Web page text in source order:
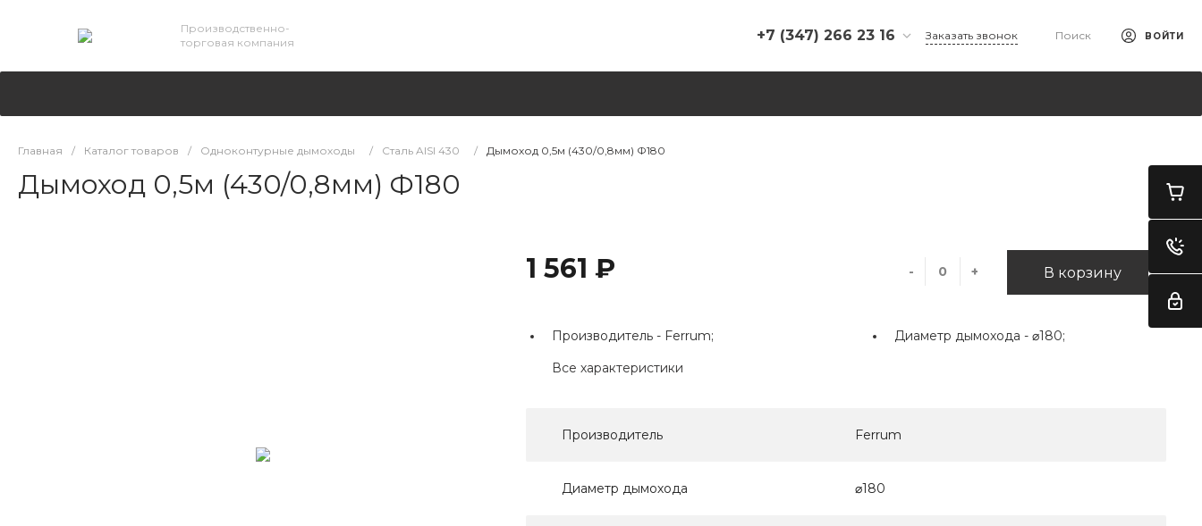
Производственно-
торговая компания
+7 (347) 266 23 16 Заказать звонок Поиск ВОЙТИ
Главная / Каталог товаров / Одноконтурные дымоходы / Сталь AISI 430 / Дымоход 0,5м (430/0,8мм) Ф180
Дымоход 0,5м (430/0,8мм) Ф180
1 561 ₽ - + В корзину
Производитель - Ferrum; Диаметр дымохода - ⌀180;
Все характеристики
Производитель Ferrum
Диаметр дымохода ⌀180